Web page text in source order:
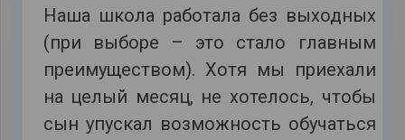
Наша школа работала без выходных
(при выборе – это стало главным
преимуществом). Хотя мы приехали
на целый месяц, не хотелось, чтобы
сын упускал возможность обучаться